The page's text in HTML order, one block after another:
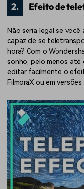
2. Efeito de
Não seria legal se você
capaz de se
hora? Com o
sonho, pelo menos
editar facilmente o
FilmoraX ou em